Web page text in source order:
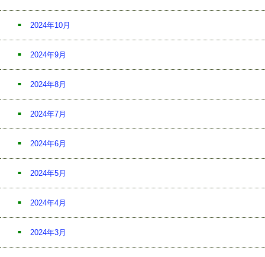
2024年10月
2024年9月
2024年8月
2024年7月
2024年6月
2024年5月
2024年4月
2024年3月